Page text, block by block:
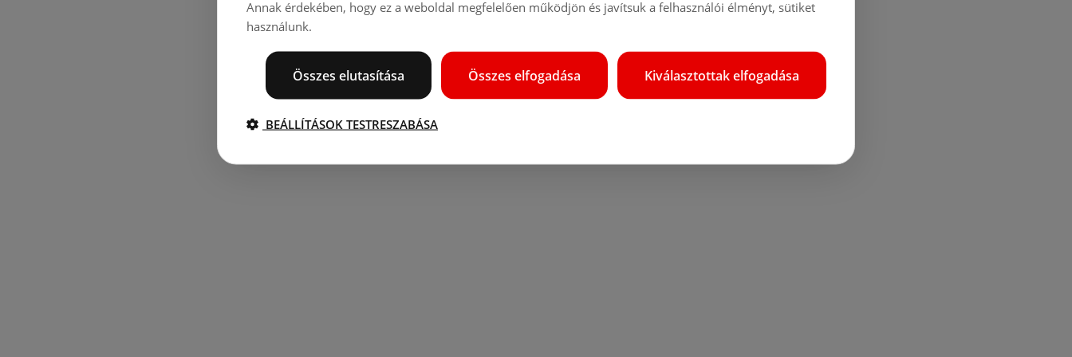
Annak érdekében, hogy ez a weboldal megfelelően működjön és javítsuk a felhasználói élményt, sütiket
használunk.
Kiválasztottak elfogadása
Összes elfogadása
Összes elutasítása
BEÁLLÍTÁSOK TESTRESZABÁSA